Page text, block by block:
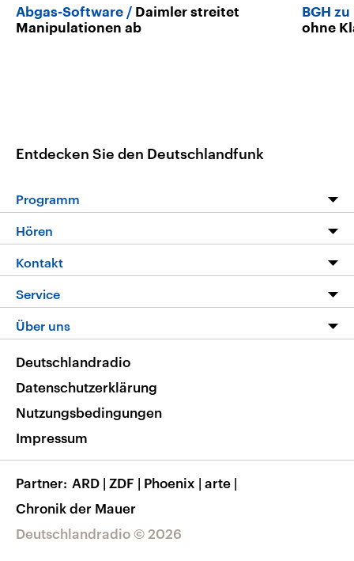
Abgas-Software
Daimler streitet
Manipulationen ab
BGH
ohne
Entdecken Sie den Deutschlandfunk
Programm
Programm
Die Nachrichten
Nachrichtenleicht
Neue Beiträge auf dlf.de
Hören
Livestream
Podcasts
Deutschlandfunk App
Nachrichten App
Frequenzen
Kontakt
Hörerservice
Service
FAQ
Veranstaltungen
Musikliste
RSS
Über uns
Barrierefreiheit
Deutschlandradio © 2026
Deutschlandradio
Datenschutzerklärung
Nutzungsbedingungen
Impressum
Partner ARD | ZDF | Phoenix | arte |
Chronik der Mauer